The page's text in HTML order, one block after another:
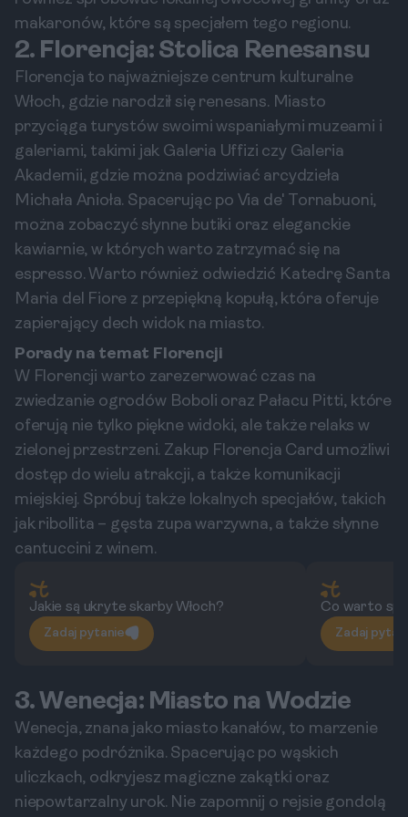
makaronów, które są specjałem tego regionu.
2. Florencja: Stolica Renesansu
Florencja to najważniejsze centrum kulturalne
Włoch, gdzie narodził się renesans. Miasto
przyciąga turystów swoimi wspaniałymi muzeami i
galeriami, takimi jak Galeria Uffizi czy Galeria
Akademii, gdzie można podziwiać arcydzieła
Michała Anioła. Spacerując po Via de' Tornabuoni,
można zobaczyć słynne butiki oraz eleganckie
kawiarnie, w których warto zatrzymać się na
espresso. Warto również odwiedzić Katedrę Santa
Maria del Fiore z przepiękną kopułą, która oferuje
zapierający dech widok na miasto.
Porady na temat Florencji
W Florencji warto zarezerwować czas na
zwiedzanie ogrodów Boboli oraz Pałacu Pitti, które
oferują nie tylko piękne widoki, ale także relaks w
zielonej przestrzeni. Zakup Florencja Card umożliwi
dostęp do wielu atrakcji, a także komunikacji
miejskiej. Spróbuj także lokalnych specjałów, takich
jak ribollita – gęsta zupa warzywna, a także słynne
cantuccini z winem.
Jakie są ukryte skarby Włoch?
Zadaj pytanie
Co warto
Zadaj
3. Wenecja: Miasto na Wodzie
Wenecja, znana jako miasto kanałów, to marzenie
każdego podróżnika. Spacerując po wąskich
uliczkach, odkryjesz magiczne zakątki oraz
niepowtarzalny urok. Nie zapomnij o rejsie gondolą